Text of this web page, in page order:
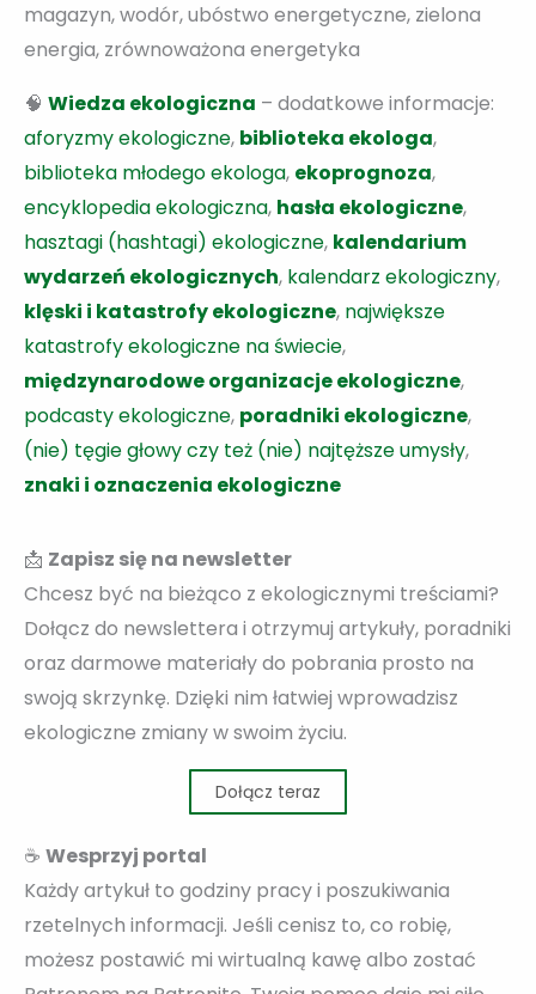
magazyn, wodór, ubóstwo energetyczne, zielona
energia, zrównoważona energetyka
🧠 Wiedza ekologiczna – dodatkowe informacje:
aforyzmy ekologiczne, biblioteka ekologa,
biblioteka młodego ekologa, ekoprognoza,
encyklopedia ekologiczna, hasła ekologiczne,
hasztagi (hashtagi) ekologiczne, kalendarium
wydarzeń ekologicznych, kalendarz ekologiczny,
klęski i katastrofy ekologiczne, największe
katastrofy ekologiczne na świecie,
międzynarodowe organizacje ekologiczne,
podcasty ekologiczne, poradniki ekologiczne,
(nie) tęgie głowy czy też (nie) najtęższe umysły,
znaki i oznaczenia ekologiczne
📩 Zapisz się na newsletter
Chcesz być na bieżąco z ekologicznymi treściami?
Dołącz do newslettera i otrzymuj artykuły, poradniki
oraz darmowe materiały do pobrania prosto na
swoją skrzynkę. Dzięki nim łatwiej wprowadzisz
ekologiczne zmiany w swoim życiu.
Dołącz teraz
☕ Wesprzyj portal
Każdy artykuł to godziny pracy i poszukiwania
rzetelnych informacji. Jeśli cenisz to, co robię,
możesz postawić mi wirtualną kawę albo zostać